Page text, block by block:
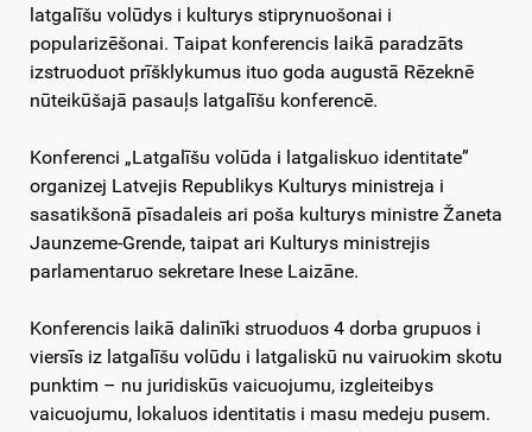
latgalīšu volūdys i kulturys stiprynuošonai i
popularizēšonai. Taipat konferencis laikā paradzāts
izstruoduot prīšklykumus ituo goda augustā Rēzeknē
nūteikūšajā pasauļs latgalīšu konferencē.
Konferenci „Latgalīšu volūda i latgaliskuo identitate”
organizej Latvejis Republikys Kulturys ministreja i
sasatikšonā pīsadaleis ari poša kulturys ministre Žaneta
Jaunzeme-Grende, taipat ari Kulturys ministrejis
parlamentaruo sekretare Inese Laizāne.
Konferencis laikā dalinīki struoduos 4 dorba grupuos i
viersīs iz latgalīšu volūdu i latgaliskū nu vairuokim skotu
punktim – nu juridiskūs vaicuojumu, izgleiteibys
vaicuojumu, lokaluos identitatis i masu medeju pusem.